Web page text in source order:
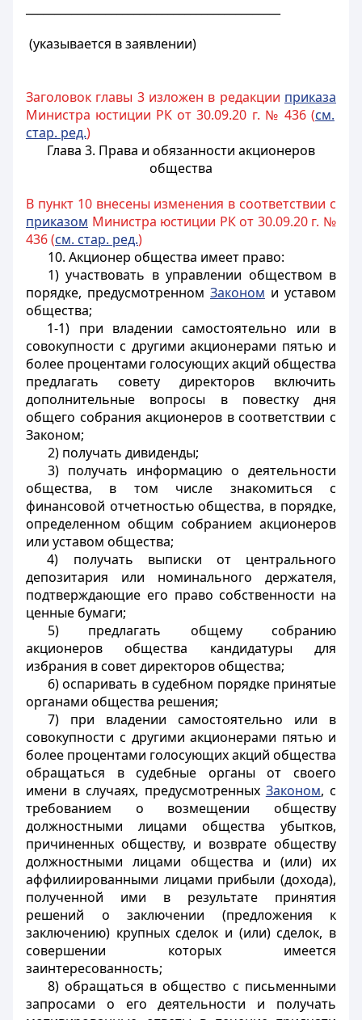
(указывается в заявлении)
Заголовок главы 3 изложен в редакции приказа
Министра юстиции РК от 30.09.20 г. № 436 (см.
стар. ред.)
Глава 3. Права и обязанности акционеров
общества
В пункт 10 внесены изменения в соответствии с
приказом Министра юстиции РК от 30.09.20 г. №
436 (см. стар. ред.)
10. Акционер общества имеет право:
1) участвовать в управлении обществом в
порядке, предусмотренном Законом и уставом
общества;
1-1) при владении самостоятельно или в
совокупности с другими акционерами пятью и
более процентами голосующих акций общества
предлагать совету директоров включить
дополнительные вопросы в повестку дня
общего собрания акционеров в соответствии с
Законом;
2) получать дивиденды;
3) получать информацию о деятельности
общества, в том числе знакомиться с
финансовой отчетностью общества, в порядке,
определенном общим собранием акционеров
или уставом общества;
4) получать выписки от центрального
депозитария или номинального держателя,
подтверждающие его право собственности на
ценные бумаги;
5) предлагать общему собранию
акционеров общества кандидатуры для
избрания в совет директоров общества;
6) оспаривать в судебном порядке принятые
органами общества решения;
7) при владении самостоятельно или в
совокупности с другими акционерами пятью и
более процентами голосующих акций общества
обращаться в судебные органы от своего
имени в случаях, предусмотренных Законом, с
требованием о возмещении обществу
должностными лицами общества убытков,
причиненных обществу, и возврате обществу
должностными лицами общества и (или) их
аффилиированными лицами прибыли (дохода),
полученной ими в результате принятия
решений о заключении (предложения к
заключению) крупных сделок и (или) сделок, в
совершении которых имеется
заинтересованность;
8) обращаться в общество с письменными
запросами о его деятельности и получать